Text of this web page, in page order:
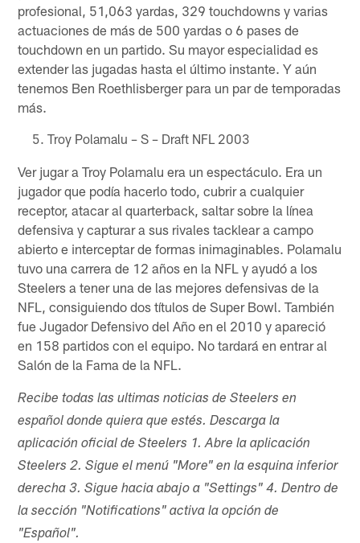
profesional, 51,063 yardas, 329 touchdowns y varias
actuaciones de más de 500 yardas o 6 pases de
touchdown en un partido. Su mayor especialidad es
extender las jugadas hasta el último instante. Y aún
tenemos Ben Roethlisberger para un par de temporadas
más.
Troy Polamalu – S – Draft NFL 2003
Ver jugar a Troy Polamalu era un espectáculo. Era un
jugador que podía hacerlo todo, cubrir a cualquier
receptor, atacar al quarterback, saltar sobre la línea
defensiva y capturar a sus rivales tacklear a campo
abierto e interceptar de formas inimaginables. Polamalu
tuvo una carrera de 12 años en la NFL y ayudó a los
Steelers a tener una de las mejores defensivas de la
NFL, consiguiendo dos títulos de Super Bowl. También
fue Jugador Defensivo del Año en el 2010 y apareció
en 158 partidos con el equipo. No tardará en entrar al
Salón de la Fama de la NFL.
Recibe todas las ultimas noticias de Steelers en
español donde quiera que estés. Descarga la
aplicación oficial de Steelers 1. Abre la aplicación
Steelers 2. Sigue el menú "More" en la esquina inferior
derecha 3. Sigue hacia abajo a "Settings" 4. Dentro de
la sección "Notifications" activa la opción de
"Español".